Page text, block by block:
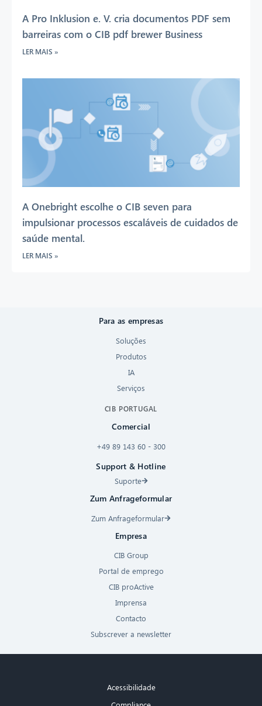
A Pro Inklusion e. V. cria documentos PDF sem
barreiras com o CIB pdf brewer Business
LER MAIS »
A Onebright escolhe o CIB seven para
impulsionar processos escaláveis de cuidados de
saúde mental.
LER MAIS »
Para as empresas
Soluções
Produtos
IA
Serviços
CIB PORTUGAL
Comercial
+49 89 143 60 - 300
Support & Hotline
Suporte
Zum Anfrageformular
Zum Anfrageformular
Empresa
CIB Group
Portal de emprego
CIB proActive
Imprensa
Contacto
Subscrever a newsletter
Acessibilidade